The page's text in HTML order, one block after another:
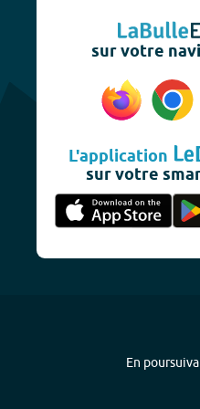
sur votre
L'application
sur votre
En